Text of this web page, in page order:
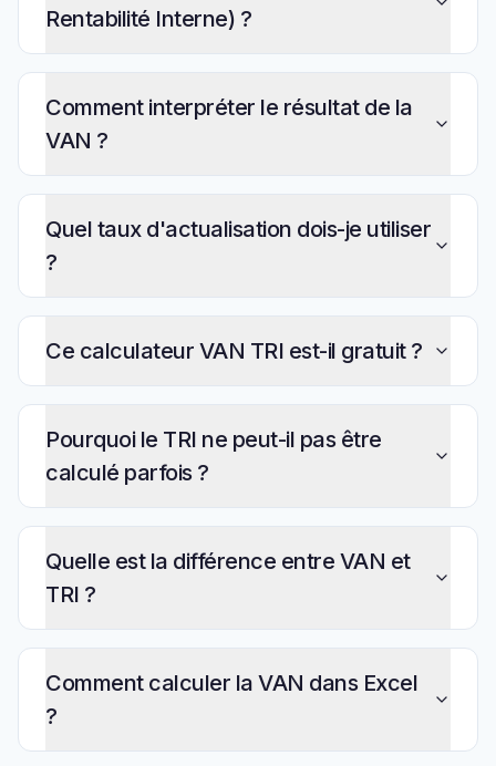
Rentabilité Interne) ?
Comment interpréter le résultat de la
VAN ?
Quel taux d'actualisation dois-je utiliser
?
Ce calculateur VAN TRI est-il gratuit ?
Pourquoi le TRI ne peut-il pas être
calculé parfois ?
Quelle est la différence entre VAN et
TRI ?
Comment calculer la VAN dans Excel
?